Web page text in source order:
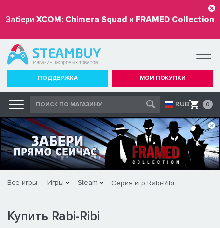
Забери XCOM: Chimera Squad и FRAMED Collection
бесплатно
ПОДДЕРЖКА МОИ ПОКУПКИ
RUB 0
Все игры Игры Steam Серия игр Rabi-Ribi
Купить Rabi-Ribi